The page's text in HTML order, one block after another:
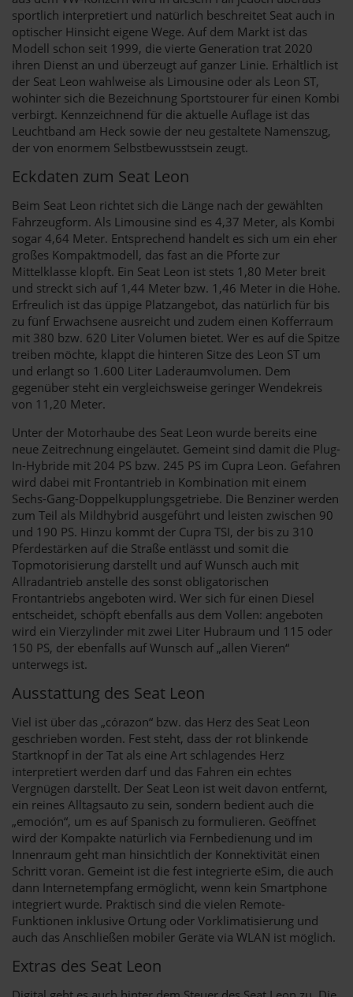
sportlich interpretiert und natürlich beschreitet Seat auch in
optischer Hinsicht eigene Wege. Auf dem Markt ist das
Modell schon seit 1999, die vierte Generation trat 2020
ihren Dienst an und überzeugt auf ganzer Linie. Erhältlich ist
der Seat Leon wahlweise als Limousine oder als Leon ST,
wohinter sich die Bezeichnung Sportstourer für einen Kombi
verbirgt. Kennzeichnend für die aktuelle Auflage ist das
Leuchtband am Heck sowie der neu gestaltete Namenszug,
der von enormem Selbstbewusstsein zeugt.
Eckdaten zum Seat Leon
Beim Seat Leon richtet sich die Länge nach der gewählten
Fahrzeugform. Als Limousine sind es 4,37 Meter, als Kombi
sogar 4,64 Meter. Entsprechend handelt es sich um ein eher
großes Kompaktmodell, das fast an die Pforte zur
Mittelklasse klopft. Ein Seat Leon ist stets 1,80 Meter breit
und streckt sich auf 1,44 Meter bzw. 1,46 Meter in die Höhe.
Erfreulich ist das üppige Platzangebot, das natürlich für bis
zu fünf Erwachsene ausreicht und zudem einen Kofferraum
mit 380 bzw. 620 Liter Volumen bietet. Wer es auf die Spitze
treiben möchte, klappt die hinteren Sitze des Leon ST um
und erlangt so 1.600 Liter Laderaumvolumen. Dem
gegenüber steht ein vergleichsweise geringer Wendekreis
von 11,20 Meter.
Unter der Motorhaube des Seat Leon wurde bereits eine
neue Zeitrechnung eingeläutet. Gemeint sind damit die Plug-
In-Hybride mit 204 PS bzw. 245 PS im Cupra Leon. Gefahren
wird dabei mit Frontantrieb in Kombination mit einem
Sechs-Gang-Doppelkupplungsgetriebe. Die Benziner werden
zum Teil als Mildhybrid ausgeführt und leisten zwischen 90
und 190 PS. Hinzu kommt der Cupra TSI, der bis zu 310
Pferdestärken auf die Straße entlässt und somit die
Topmotorisierung darstellt und auf Wunsch auch mit
Allradantrieb anstelle des sonst obligatorischen
Frontantriebs angeboten wird. Wer sich für einen Diesel
entscheidet, schöpft ebenfalls aus dem Vollen: angeboten
wird ein Vierzylinder mit zwei Liter Hubraum und 115 oder
150 PS, der ebenfalls auf Wunsch auf „allen Vieren“
unterwegs ist.
Ausstattung des Seat Leon
Viel ist über das „córazon“ bzw. das Herz des Seat Leon
geschrieben worden. Fest steht, dass der rot blinkende
Startknopf in der Tat als eine Art schlagendes Herz
interpretiert werden darf und das Fahren ein echtes
Vergnügen darstellt. Der Seat Leon ist weit davon entfernt,
ein reines Alltagsauto zu sein, sondern bedient auch die
„emoción“, um es auf Spanisch zu formulieren. Geöffnet
wird der Kompakte natürlich via Fernbedienung und im
Innenraum geht man hinsichtlich der Konnektivität einen
Schritt voran. Gemeint ist die fest integrierte eSim, die auch
dann Internetempfang ermöglicht, wenn kein Smartphone
integriert wurde. Praktisch sind die vielen Remote-
Funktionen inklusive Ortung oder Vorklimatisierung und
auch das Anschließen mobiler Geräte via WLAN ist möglich.
Extras des Seat Leon